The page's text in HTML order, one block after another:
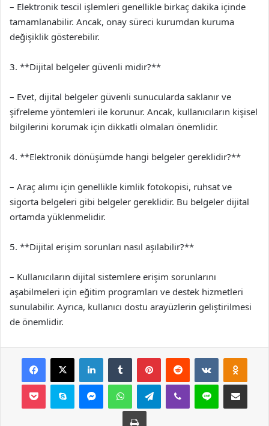
– Elektronik tescil işlemleri genellikle birkaç dakika içinde
tamamlanabilir. Ancak, onay süreci kurumdan kuruma
değişiklik gösterebilir.
3. **Dijital belgeler güvenli midir?**
– Evet, dijital belgeler güvenli sunucularda saklanır ve
şifreleme yöntemleri ile korunur. Ancak, kullanıcıların kişisel
bilgilerini korumak için dikkatli olmaları önemlidir.
4. **Elektronik dönüşümde hangi belgeler gereklidir?**
– Araç alımı için genellikle kimlik fotokopisi, ruhsat ve
sigorta belgeleri gibi belgeler gereklidir. Bu belgeler dijital
ortamda yüklenmelidir.
5. **Dijital erişim sorunları nasıl aşılabilir?**
– Kullanıcıların dijital sistemlere erişim sorunlarını
aşabilmeleri için eğitim programları ve destek hizmetleri
sunulabilir. Ayrıca, kullanıcı dostu arayüzlerin geliştirilmesi
de önemlidir.
Facebook
X LinkedInTumblr PinterestReddit VKontakte
Pocket Skype MessengerWhatsAppTelegramViber Line E-Posta ile
Yazdır